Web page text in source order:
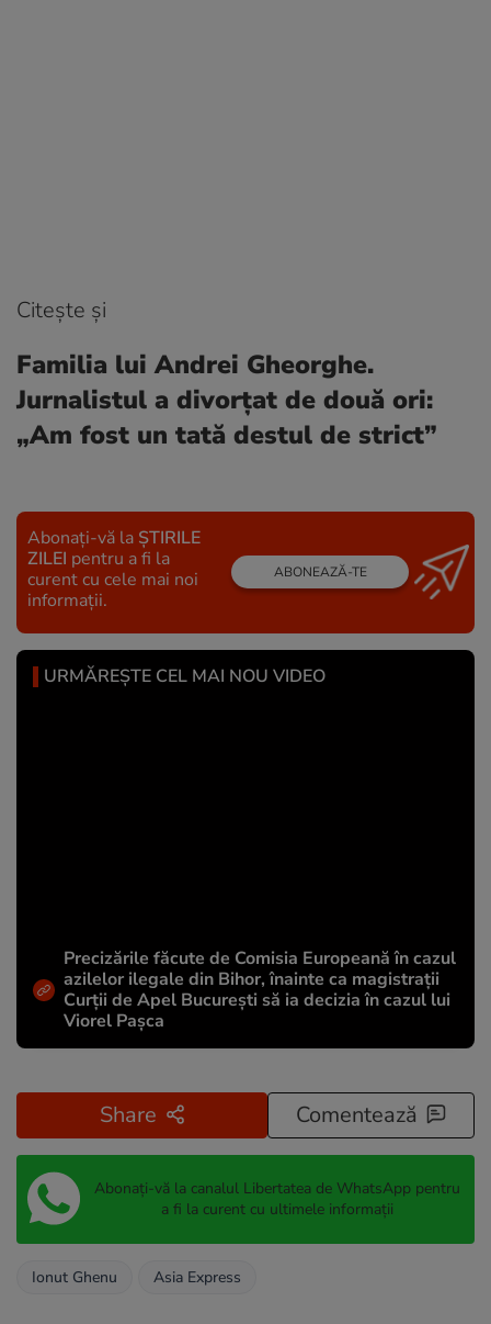
Citește și
Familia lui Andrei Gheorghe.
Jurnalistul a divorțat de două ori:
„Am fost un tată destul de strict”
Abonați-vă la ȘTIRILE
ZILEI pentru a fi la
curent cu cele mai noi
informații.
ABONEAZĂ-TE
URMĂREȘTE CEL MAI NOU VIDEO
Precizările făcute de Comisia Europeană în cazul
azilelor ilegale din Bihor, înainte ca magistrații
Curții de Apel București să ia decizia în cazul lui
Viorel Pașca
Share Comentează
Abonați-vă la canalul Libertatea de WhatsApp pentru
a fi la curent cu ultimele informații
Ionut Ghenu Asia Express